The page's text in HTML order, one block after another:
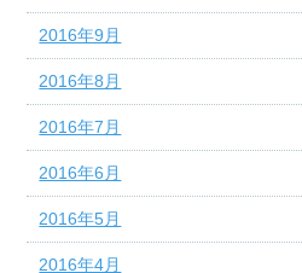
2016年9月
2016年8月
2016年7月
2016年6月
2016年5月
2016年4月